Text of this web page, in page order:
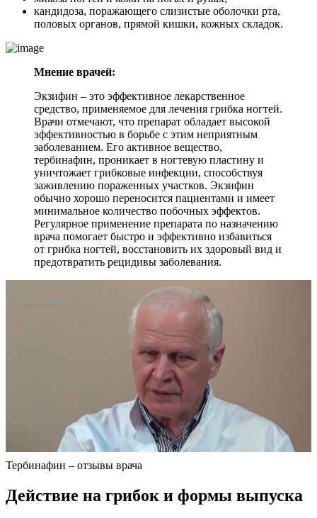
кандидоза, поражающего слизистые оболочки рта,
половых органов, прямой кишки, кожных складок.
Мнение врачей:
Экзифин – это эффективное лекарственное
средство, применяемое для лечения грибка ногтей.
Врачи отмечают, что препарат обладает высокой
эффективностью в борьбе с этим неприятным
заболеванием. Его активное вещество,
тербинафин, проникает в ногтевую пластину и
уничтожает грибковые инфекции, способствуя
заживлению пораженных участков. Экзифин
обычно хорошо переносится пациентами и имеет
минимальное количество побочных эффектов.
Регулярное применение препарата по назначению
врача помогает быстро и эффективно избавиться
от грибка ногтей, восстановить их здоровый вид и
предотвратить рецидивы заболевания.
Тербинафин – отзывы врача
Действие на грибок и формы выпуска